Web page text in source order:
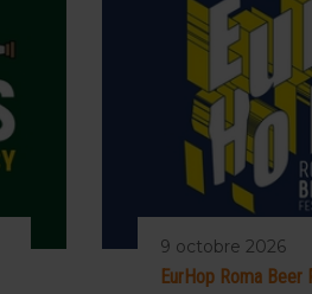
9 octobre 2026
EurHop Roma Beer